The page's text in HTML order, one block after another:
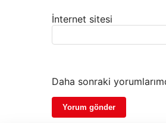
İnternet sitesi
Daha sonraki